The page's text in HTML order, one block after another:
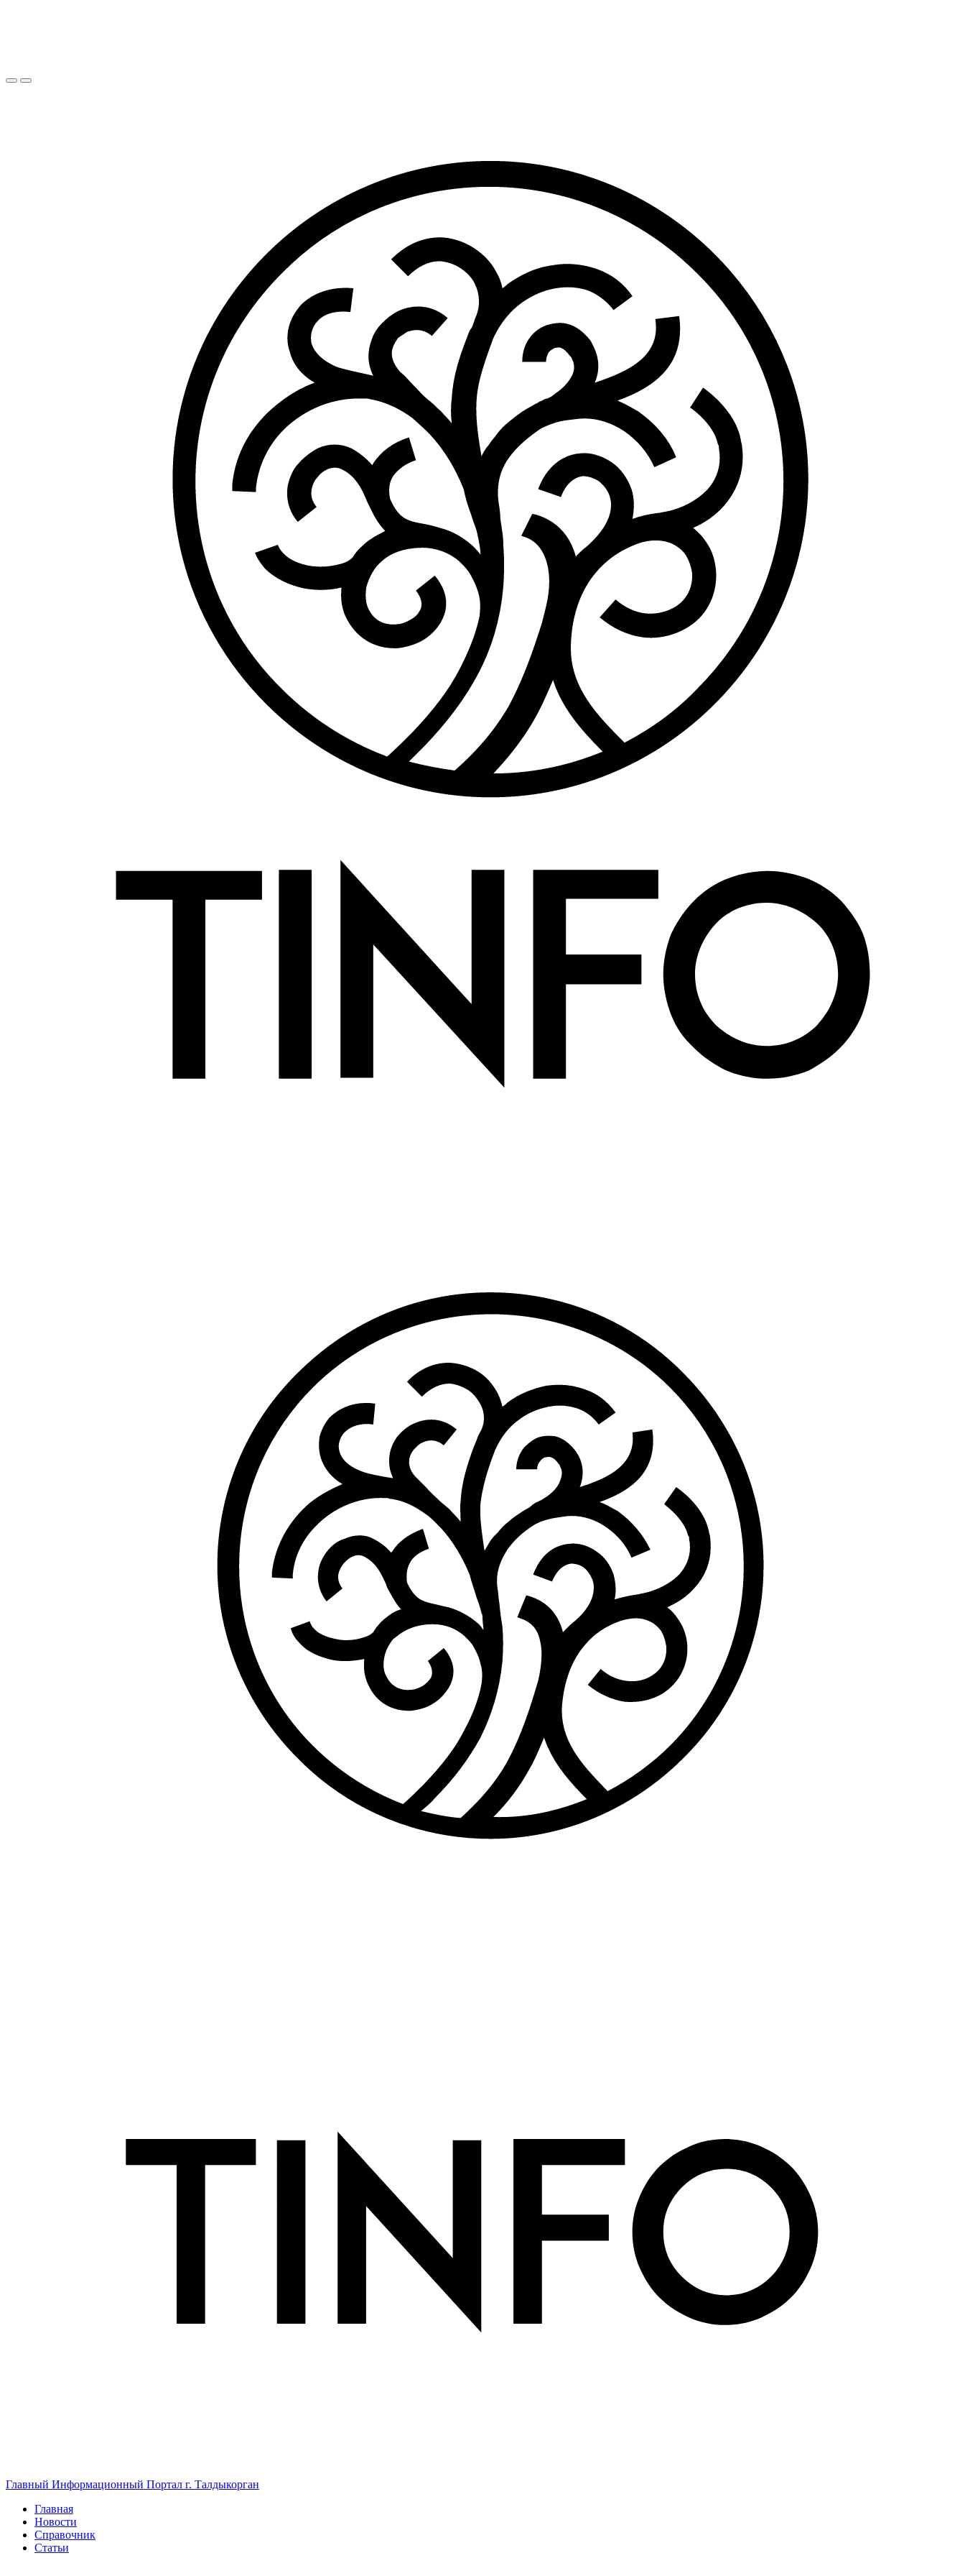
Главный Информационный Портал г. Талдыкорган
Главная
Новости
Справочник
Статьи